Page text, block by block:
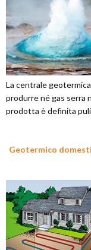
La centrale
produrre né gas serra
prodotta è definita
Geotermico